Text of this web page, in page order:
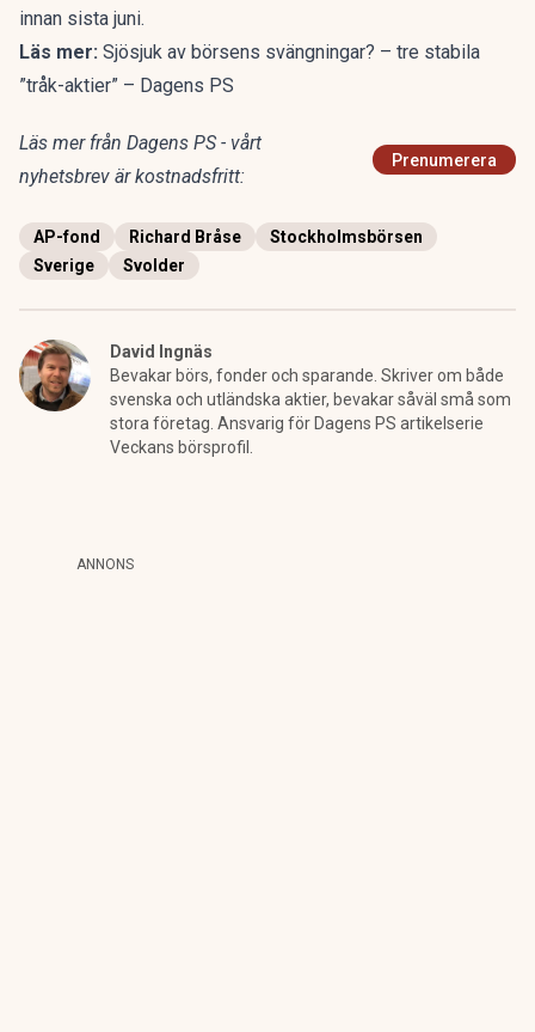
innan sista juni.
Läs mer: Sjösjuk av börsens svängningar? – tre stabila
”tråk-aktier” – Dagens PS
Läs mer från Dagens PS - vårt
nyhetsbrev är kostnadsfritt:
Prenumerera
AP-fond Richard Bråse
Stockholmsbörsen
Sverige
Svolder
David Ingnäs
Bevakar börs, fonder och sparande. Skriver om både
svenska och utländska aktier, bevakar såväl små som
stora företag. Ansvarig för Dagens PS artikelserie
Veckans börsprofil.
ANNONS